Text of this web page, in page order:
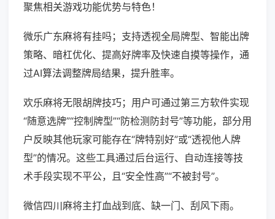
聚焦相关游戏功能优势与特色！
微乐广东麻将有挂吗；支持透视全局牌型、智能出牌
策略、暗杠优化、提高好牌率及快速自摸等操作，通
过AI算法调整牌局结果，提升胜率。
欢乐麻将无限胡牌技巧；用户可通过第三方软件实现
“随意选牌”“控制牌型”“防检测防封号”等功能，部分用
户反映其他玩家可能存在“牌特别好”或“透视他人牌
型”的情况。这些工具通过后台运行、自动连接等技
术手段实现不平公，且“安全性高”“不被封号”。
微信四川麻将主打血战到底、缺一门、刮风下雨。